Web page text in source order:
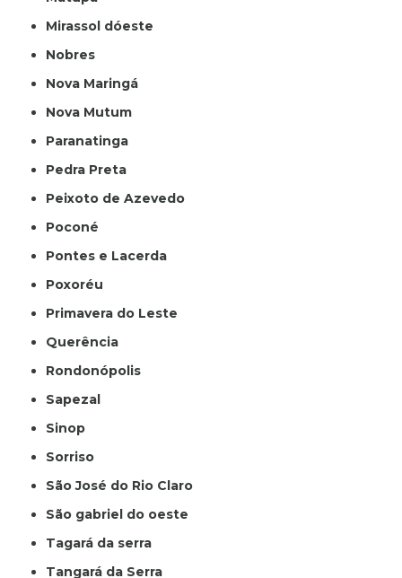
Mirassol dóeste
Nobres
Nova Maringá
Nova Mutum
Paranatinga
Pedra Preta
Peixoto de Azevedo
Poconé
Pontes e Lacerda
Poxoréu
Primavera do Leste
Querência
Rondonópolis
Sapezal
Sinop
Sorriso
São José do Rio Claro
São gabriel do oeste
Tagará da serra
Tangará da Serra